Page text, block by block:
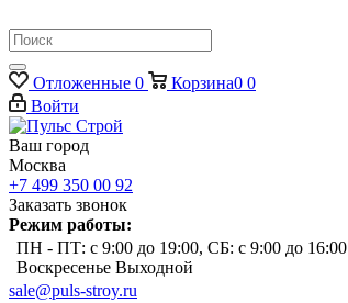
Отложенные 0 Корзина0 0
Войти
Ваш город
Москва
+7 499 350 00 92
Заказать звонок
Режим работы:
ПН - ПТ: с 9:00 до 19:00, СБ: с 9:00 до 16:00
Воскресенье Выходной
sale@puls-stroy.ru